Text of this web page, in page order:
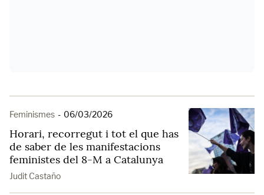
Feminismes - 06/03/2026
Horari, recorregut i tot el que has
de saber de les manifestacions
feministes del 8-M a Catalunya
Judit Castaño